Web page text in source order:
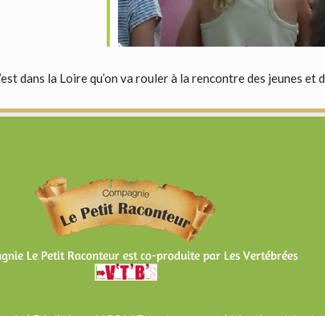
dans la Loire qu’on va rouler à la rencontre des jeunes et